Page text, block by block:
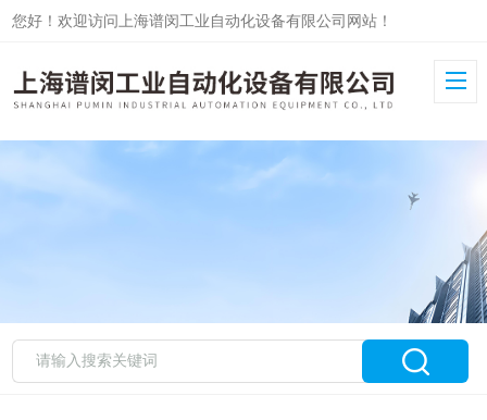
您好！欢迎访问上海谱闵工业自动化设备有限公司网站！